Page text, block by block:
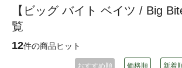
【ビッグ バイト ベイツ / Big
覧
12件の商品ヒット
おすすめ順 価格順 新着